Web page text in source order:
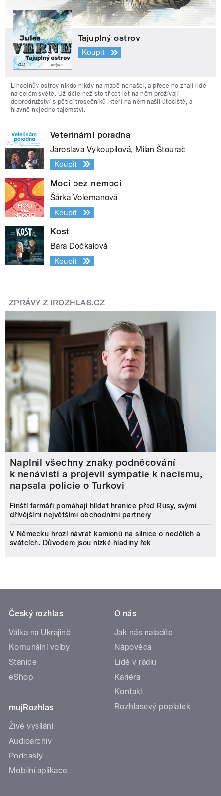
Tajuplný ostrov
Koupit
Lincolnův ostrov nikdo nikdy na mapě nenašel, a přece ho znají lidé
na celém světě. Už déle než sto třicet let na něm prožívají
dobrodružství s pěticí trosečníků, kteří na něm našli útočiště, a
hlavně nejedno tajemství.
Veterinární poradna
Jaroslava Vykoupilová, Milan Štourač
Koupit
Moci bez nemoci
Šárka Volemanová
Koupit
Kost
Bára Dočkalová
Koupit
ZPRÁVY Z IROZHLAS.CZ
Naplnil všechny znaky podněcování
k nenávisti a projevil sympatie k nacismu,
napsala policie o Turkovi
Finští farmáři pomáhají hlídat hranice před Rusy, svými
dřívějšími největšími obchodními partnery
V Německu hrozí návrat kamionů na silnice o nedělích a
svátcích. Důvodem jsou nízké hladiny řek
Český rozhlas
Válka na Ukrajině
Komunální volby
Stanice
eShop
mujRozhlas
Živé vysílání
Audioarchiv
Podcasty
Mobilní aplikace
O nás
Jak nás naladíte
Nápověda
Lidé v rádiu
Kariéra
Kontakt
Rozhlasový poplatek